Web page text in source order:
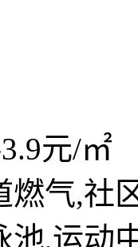
元/㎡
燃气,社
池,运动